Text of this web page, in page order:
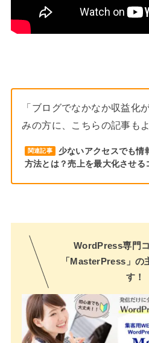
「ブログでなかなか収益化
みの方に、こちらの記事も
関連記事
少ないアクセスでも情
方法とは？売上を最大化させる
WordPress専門
「MasterPress」の
す！